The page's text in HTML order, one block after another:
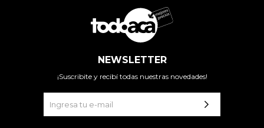
NEWSLETTER
¡Suscribite y recibí todas nuestras novedades!